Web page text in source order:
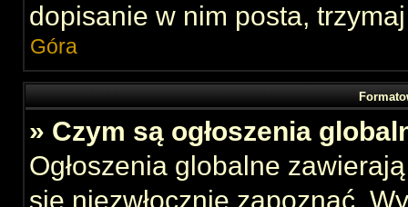
dopisanie w nim posta,
Góra
» Czym są ogłoszenia
Ogłoszenia globalne
się niezwłocznie zapoznać.